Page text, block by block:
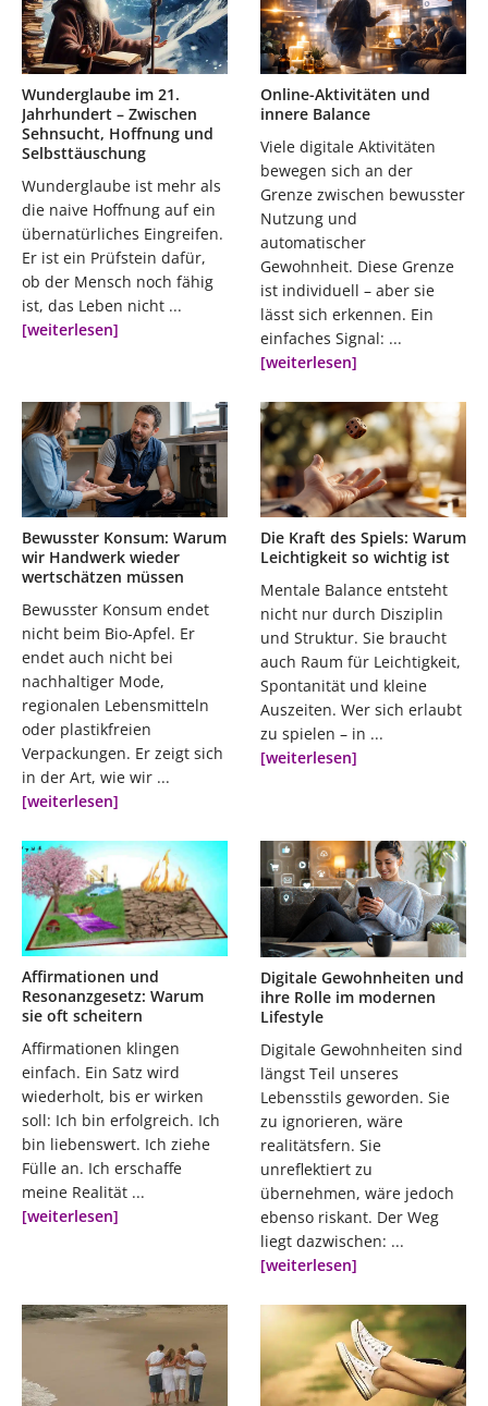
Wunderglaube im 21.
Jahrhundert – Zwischen
Sehnsucht, Hoffnung und
Selbsttäuschung
Wunderglaube ist mehr als
die naive Hoffnung auf ein
übernatürliches Eingreifen.
Er ist ein Prüfstein dafür,
ob der Mensch noch fähig
ist, das Leben nicht ...
[weiterlesen]
Online-Aktivitäten und
innere Balance
Viele digitale Aktivitäten
bewegen sich an der
Grenze zwischen bewusster
Nutzung und
automatischer
Gewohnheit. Diese Grenze
ist individuell – aber sie
lässt sich erkennen. Ein
einfaches Signal: ...
[weiterlesen]
Bewusster Konsum: Warum
wir Handwerk wieder
wertschätzen müssen
Bewusster Konsum endet
nicht beim Bio-Apfel. Er
endet auch nicht bei
nachhaltiger Mode,
regionalen Lebensmitteln
oder plastikfreien
Verpackungen. Er zeigt sich
in der Art, wie wir ...
[weiterlesen]
Die Kraft des Spiels: Warum
Leichtigkeit so wichtig ist
Mentale Balance entsteht
nicht nur durch Disziplin
und Struktur. Sie braucht
auch Raum für Leichtigkeit,
Spontanität und kleine
Auszeiten. Wer sich erlaubt
zu spielen – in ...
[weiterlesen]
Affirmationen und
Resonanzgesetz: Warum
sie oft scheitern
Affirmationen klingen
einfach. Ein Satz wird
wiederholt, bis er wirken
soll: Ich bin erfolgreich. Ich
bin liebenswert. Ich ziehe
Fülle an. Ich erschaffe
meine Realität ...
[weiterlesen]
Digitale Gewohnheiten und
ihre Rolle im modernen
Lifestyle
Digitale Gewohnheiten sind
längst Teil unseres
Lebensstils geworden. Sie
zu ignorieren, wäre
realitätsfern. Sie
unreflektiert zu
übernehmen, wäre jedoch
ebenso riskant. Der Weg
liegt dazwischen: ...
[weiterlesen]